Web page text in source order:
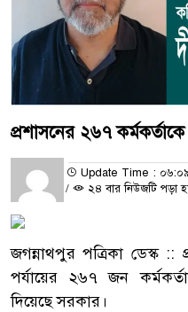
প্রশাসনের ২৬৭
Update Time :
/
২৪ বার নিউজটি পড়া
জগন্নাথপুর পত্রিকা ডেস্ক ::
পর্যায়ের ২৬৭ জন
দিয়েছে সরকার।